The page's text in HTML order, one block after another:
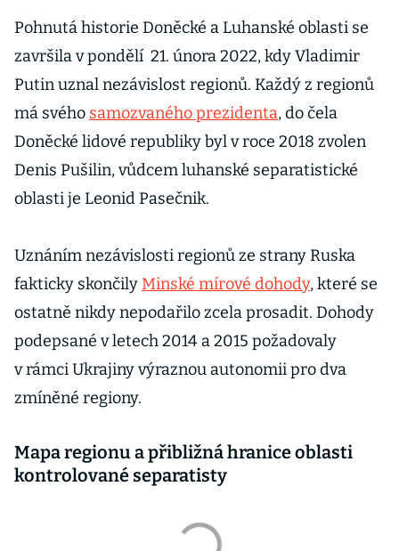
Pohnutá historie Doněcké a Luhanské oblasti se
završila v pondělí 21. února 2022, kdy Vladimir
Putin uznal nezávislost regionů. Každý z regionů
má svého samozvaného prezidenta, do čela
Doněcké lidové republiky byl v roce 2018 zvolen
Denis Pušilin, vůdcem luhanské separatistické
oblasti je Leonid Pasečnik.
Uznáním nezávislosti regionů ze strany Ruska
fakticky skončily Minské mírové dohody, které se
ostatně nikdy nepodařilo zcela prosadit. Dohody
podepsané v letech 2014 a 2015 požadovaly
v rámci Ukrajiny výraznou autonomii pro dva
zmíněné regiony.
Mapa regionu a přibližná hranice oblasti
kontrolované separatisty